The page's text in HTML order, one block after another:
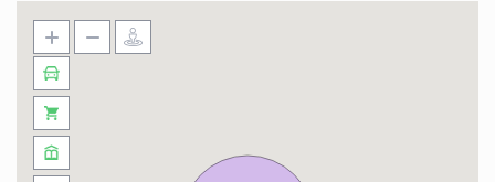
maison principale avec accès privée par une
rompe adaptée au fauteuils roulants ou au
-Pharmacie
-tabac